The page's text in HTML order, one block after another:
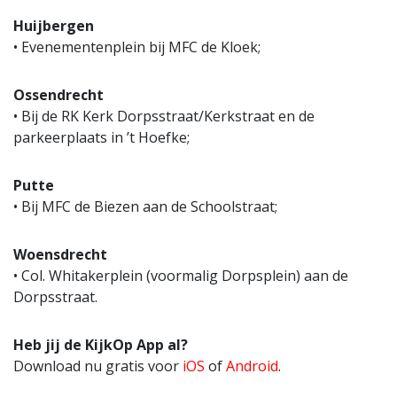
Huijbergen
• Evenementenplein bij MFC de Kloek;
Ossendrecht
• Bij de RK Kerk Dorpsstraat/Kerkstraat en de
parkeerplaats in ’t Hoefke;
Putte
• Bij MFC de Biezen aan de Schoolstraat;
Woensdrecht
• Col. Whitakerplein (voormalig Dorpsplein) aan de
Dorpsstraat.
Heb jij de KijkOp App al?
Download nu gratis voor iOS ofAndroid.